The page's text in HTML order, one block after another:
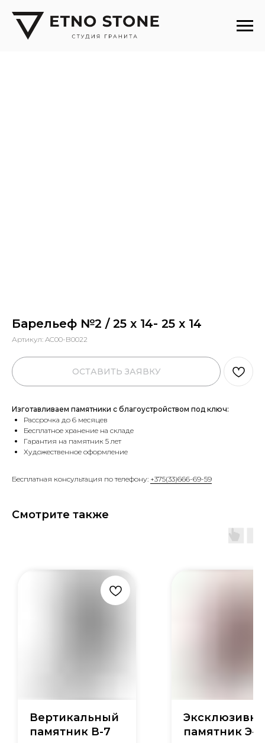
Барельеф №2 / 25 х 14- 25 х 14
Артикул: AC00-B0022
ОСТАВИТЬ ЗАЯВКУ
Изготавливаем памятники с благоустройством под ключ:
Рассрочка до 6 месяцев
Бесплатное хранение на складе
Гарантия на памятник 5 лет
Художественное оформление
Бесплатная консультация по телефону: +375(33)666-69-59
Смотрите также
Вертикальный
памятник В-7
памятник Э-